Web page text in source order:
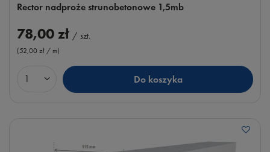
Rector nadproże strunobetonowe 1,5mb
78,00 zł / szt.
(52,00 zł / m)
Ilość produktów Do koszyka